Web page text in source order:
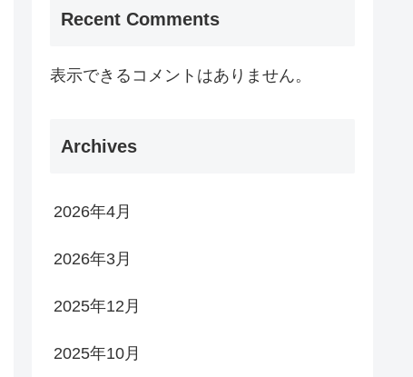
Recent Comments
表示できるコメントはありません。
Archives
2026年4月
2026年3月
2025年12月
2025年10月